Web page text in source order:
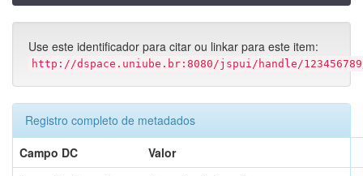
Use este identificador para citar ou linkar para este item:
http://dspace.uniube.br:8080/jspui/handle/
Registro completo de metadados
Campo DC
Valor